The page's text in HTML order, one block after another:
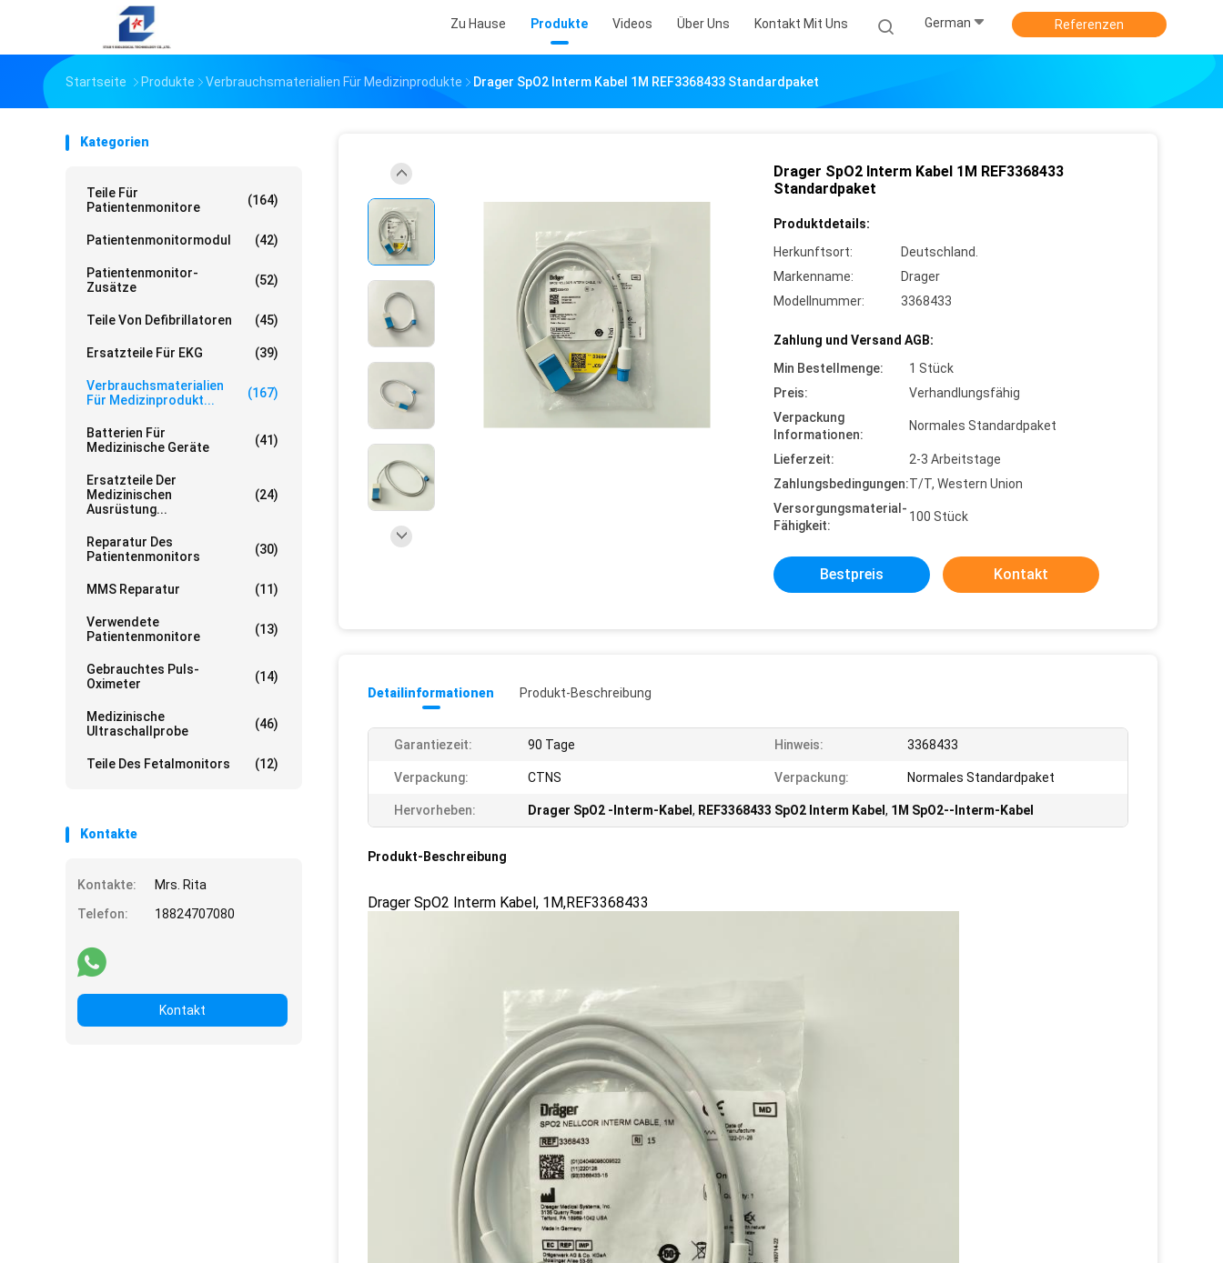
Zu Hause Produkte Videos Über Uns Kontakt Mit Uns German Referenzen
Startseite Produkte Verbrauchsmaterialien Für Medizinprodukte Drager SpO2 Interm Kabel 1M REF3368433 Standardpaket
Kategorien
Teile Für
Patientenmonitore
(164)
Patientenmonitormodul (42)
Patientenmonitor-
Zusätze
(52)
Teile Von Defibrillatoren (45)
Ersatzteile Für EKG (39)
Verbrauchsmaterialien
Für Medizinprodukt...
(167)
Batterien Für
Medizinische Geräte
(41)
Ersatzteile Der
Medizinischen
Ausrüstung...
(24)
Reparatur Des
Patientenmonitors
(30)
MMS Reparatur (11)
Verwendete
Patientenmonitore
(13)
Gebrauchtes Puls-
Oximeter
(14)
Medizinische
Ultraschallprobe
(46)
Teile Des Fetalmonitors (12)
Kontakte
Kontakte:
Mrs. Rita
Telefon:
18824707080
Kontakt
Drager SpO2 Interm Kabel 1M REF3368433
Standardpaket
Produktdetails:
Herkunftsort:
Deutschland.
Markenname:
Drager
Modellnummer:
3368433
Zahlung und Versand AGB:
Min Bestellmenge:
1 Stück
Preis:
Verhandlungsfähig
Verpackung
Informationen:
Normales Standardpaket
Lieferzeit:
2-3 Arbeitstage
Zahlungsbedingungen:T/T, Western Union
Versorgungsmaterial-
Fähigkeit:
100 Stück
Bestpreis Kontakt
Detailinformationen Produkt-Beschreibung
Garantiezeit: 90 Tage Hinweis: 3368433
Verpackung: CTNS Verpackung: Normales Standardpaket
Hervorheben: Drager SpO2 -Interm-Kabel , REF3368433 SpO2 Interm Kabel , 1M SpO2--Interm-Kabel
Produkt-Beschreibung
Drager SpO2 Interm Kabel, 1M,REF3368433